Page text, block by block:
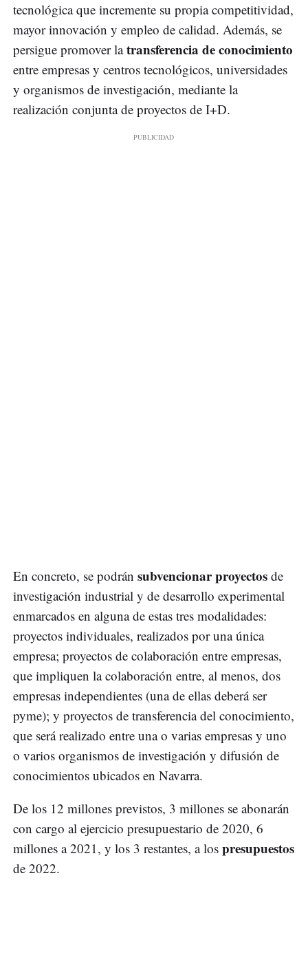
tecnológica que incremente su propia competitividad,
mayor innovación y empleo de calidad. Además, se
persigue promover latransferencia de conocimiento
entre empresas y centros tecnológicos, universidades
y organismos de investigación, mediante la
realización conjunta de proyectos de I+D.
En concreto, se podrán subvencionar proyectos de
investigación industrial y de desarrollo experimental
enmarcados en alguna de estas tres modalidades:
proyectos individuales, realizados por una única
empresa; proyectos de colaboración entre empresas,
que impliquen la colaboración entre, al menos, dos
empresas independientes (una de ellas deberá ser
pyme); y proyectos de transferencia del conocimiento,
que será realizado entre una o varias empresas y uno
o varios organismos de investigación y difusión de
conocimientos ubicados en Navarra.
De los 12 millones previstos, 3 millones se abonarán
con cargo al ejercicio presupuestario de 2020, 6
millones a 2021, y los 3 restantes, a los presupuestos
de 2022.